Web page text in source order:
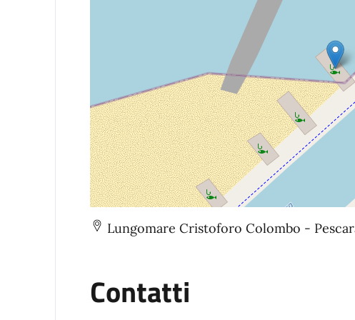
Lungomare Cristoforo Colombo -
Contatti